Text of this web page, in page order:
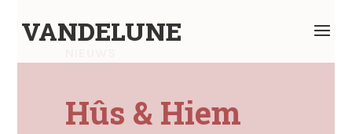
VANDELUNE
Hûs & Hiem